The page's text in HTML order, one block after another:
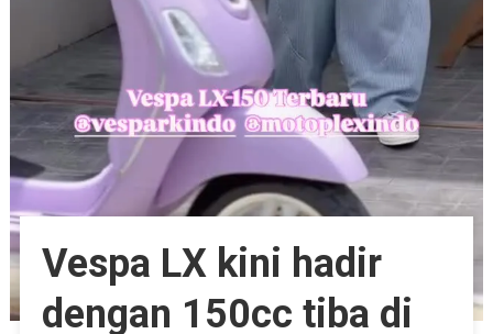
Vespa LX kini hadir
dengan 150cc tiba di